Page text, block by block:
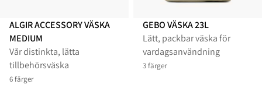
ALGIR ACCESSORY VÄSKA
MEDIUM
Vår distinkta, lätta
tillbehörsväska
6 färger
GEBO VÄSKA 23L
Lätt, packbar väska för
vardagsanvändning
3 färger